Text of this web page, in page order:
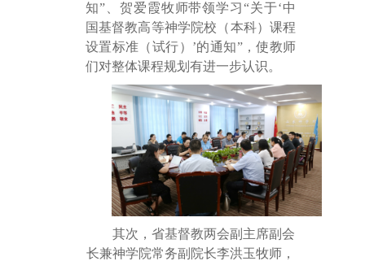
知”、贺爱霞牧师带领学习“关于‘中
国基督教高等神学院校（本科）课程
设置标准（试行）’的通知”，使教师
们对整体课程规划有进一步认识。
其次，省基督教两会副主席副会
长兼神学院常务副院长李洪玉牧师，